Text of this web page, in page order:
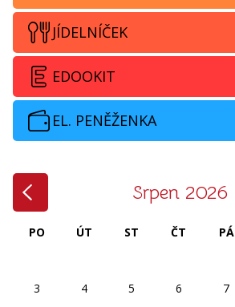
JÍDELNÍČEK
EDOOKIT
EL. PENĚŽENKA
Srpen 2026
PO ÚT ST ČT PÁ
3
4 5 6 7